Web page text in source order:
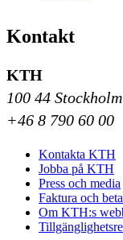
Kontakt
KTH
100 44 Stockholm
+46 8 790 60 00
Kontakta KTH
Jobba på KTH
Press och media
Faktura och
Om KTH:s